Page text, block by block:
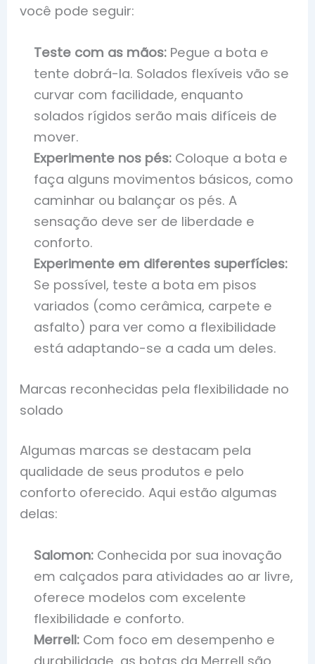
você pode seguir:
Teste com as mãos: Pegue a bota e
tente dobrá-la. Solados flexíveis vão se
curvar com facilidade, enquanto
solados rígidos serão mais difíceis de
mover.
Experimente nos pés: Coloque a bota e
faça alguns movimentos básicos, como
caminhar ou balançar os pés. A
sensação deve ser de liberdade e
conforto.
Experimente em diferentes superfícies:
Se possível, teste a bota em pisos
variados (como cerâmica, carpete e
asfalto) para ver como a flexibilidade
está adaptando-se a cada um deles.
Marcas reconhecidas pela flexibilidade no
solado
Algumas marcas se destacam pela
qualidade de seus produtos e pelo
conforto oferecido. Aqui estão algumas
delas:
Salomon: Conhecida por sua inovação
em calçados para atividades ao ar livre,
oferece modelos com excelente
flexibilidade e conforto.
Merrell: Com foco em desempenho e